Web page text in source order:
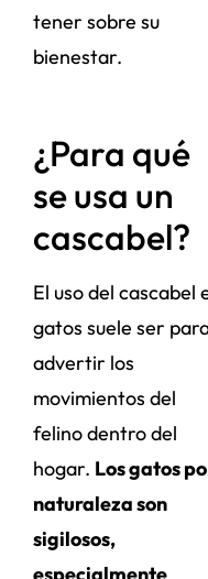
tener sobre su
bienestar.
¿Para qué
se usa un
cascabel?
El uso del cascabel
gatos suele ser
advertir los
movimientos del
felino dentro del
hogar. Los gatos
naturaleza son
sigilosos,